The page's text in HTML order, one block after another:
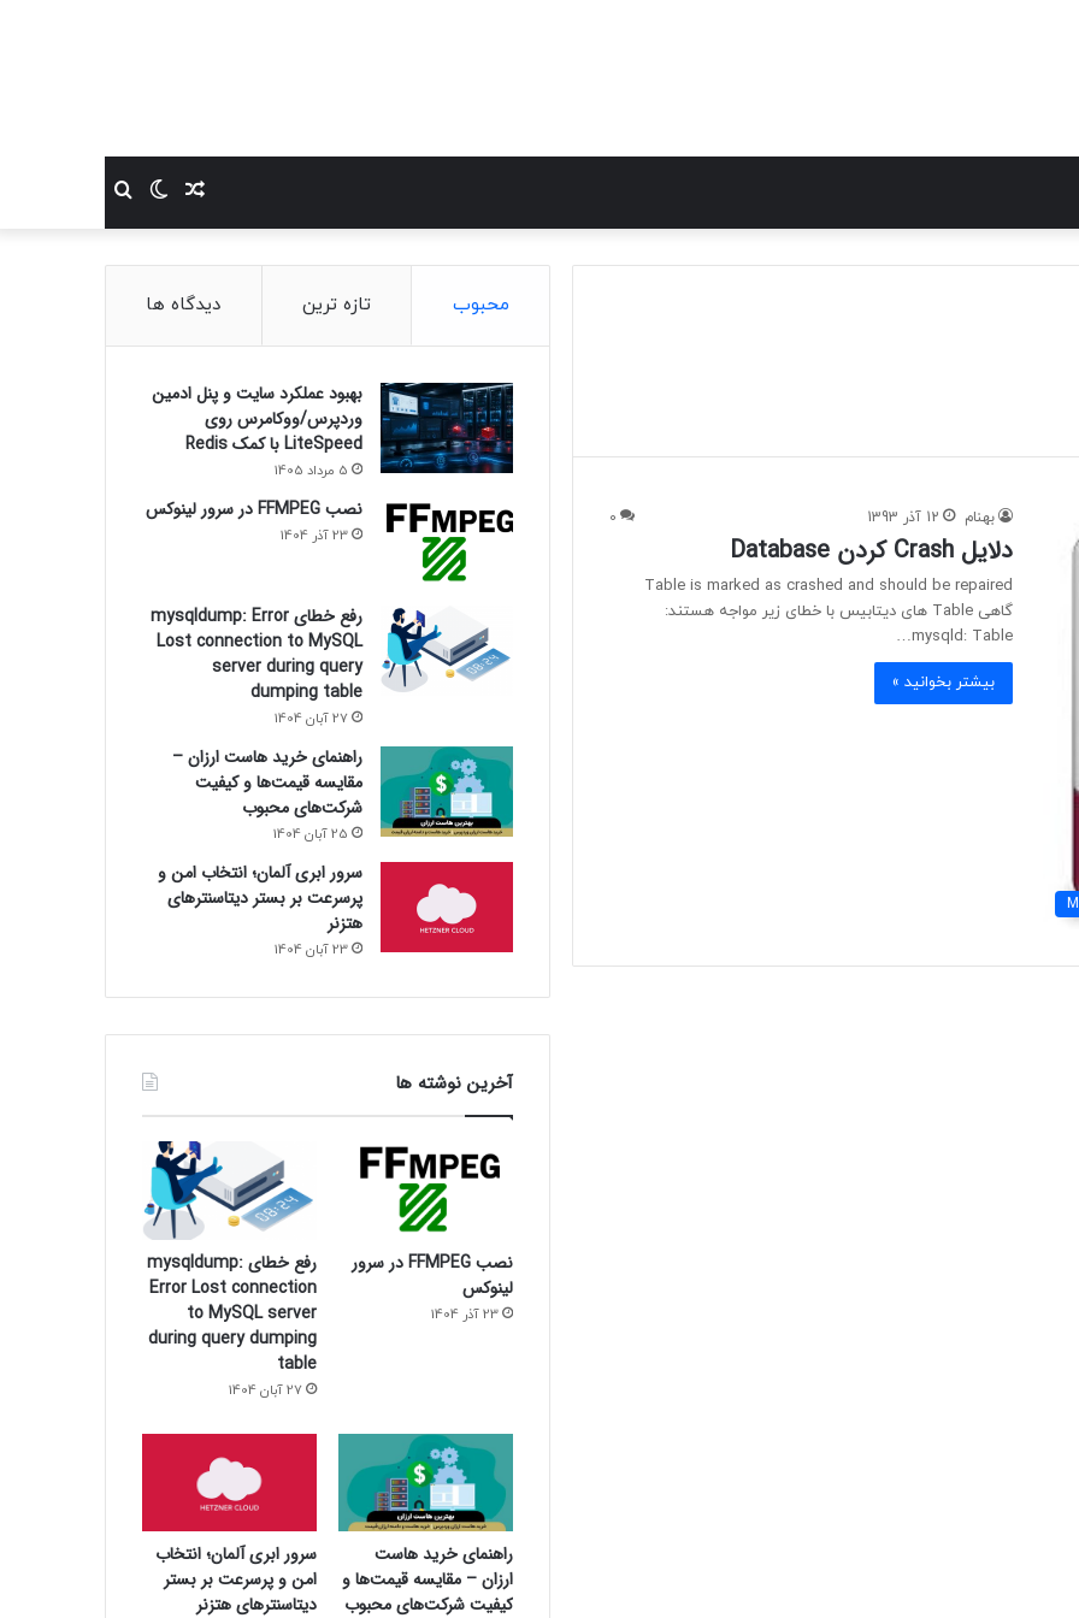
جستجو
برای
تغییر
پوسته
نوشته
تصادفی
بهنام 12 آذر 1393 0
دلایل Crash کردن Database
Table is marked as crashed and should be repaired
گاهی Table های دیتابیس با خطای زیر مواجه هستند:
mysqld: Table…
بیشتر بخوانید »
محبوب تازه ترین دیدگاه ها
بهبود عملکرد سایت و پنل ادمین
وردپرس/ووکامرس روی
LiteSpeed با کمک Redis
5 مرداد 1405
نصب FFMPEG در سرور لینوکس
23 آذر 1404
رفع خطای mysqldump: Error
Lost connection to MySQL
server during query
dumping table
27 آبان 1404
راهنمای خرید هاست ارزان –
مقایسه قیمت‌ها و کیفیت
شرکت‌های محبوب
25 آبان 1404
سرور ابری آلمان؛ انتخاب امن و
پرسرعت بر بستر دیتاسنترهای
هتزنر
23 آبان 1404
آخرین نوشته ها
نصب FFMPEG در سرور
لینوکس
23 آذر 1404
رفع خطای mysqldump:
Error Lost connection
to MySQL server
during query dumping
table
27 آبان 1404
راهنمای خرید هاست
ارزان – مقایسه قیمت‌ها و
کیفیت شرکت‌های محبوب
سرور ابری آلمان؛ انتخاب
امن و پرسرعت بر بستر
دیتاسنترهای هتزنر